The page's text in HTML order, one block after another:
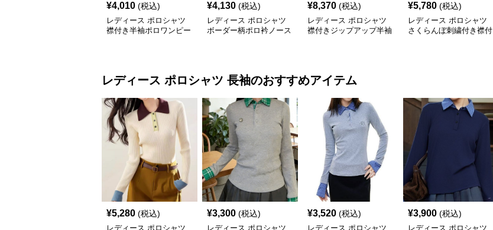
¥4,010 (税込)
レディース ポロシャツ
襟付き半袖ポロワンピー
¥4,130 (税込)
レディース ポロシャツ
ボーダー柄ポロ衿ノース
¥8,370 (税込)
レディース ポロシャツ
襟付きジップアップ半袖
¥5,780 (税込)
レディース ポロシャツ
さくらんぼ刺繍付き襟付
レディース ポロシャツ 長袖のおすすめアイテム
¥5,280 (税込)
レディース ポロシャツ
¥3,300 (税込)
レディース ポロシャツ
¥3,520 (税込)
レディース ポロシャツ
¥3,900 (税込)
レディース ポロシャツ